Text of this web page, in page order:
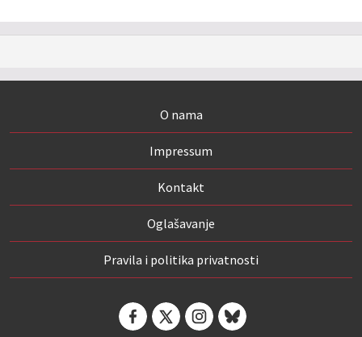
O nama
Impressum
Kontakt
Oglašavanje
Pravila i politika privatnosti